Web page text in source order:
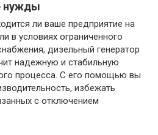
нужды
ли ваше предприятие на
в условиях ограниченного
дизельный генератор
надежную и стабильную
процесса. С его помощью вы
избежать
с отключением